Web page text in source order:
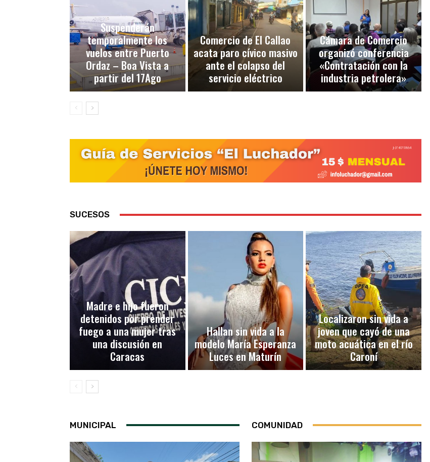
Suspenderán
temporalmente los
vuelos entre Puerto
Ordaz – Boa Vista a
partir del 17Ago
Comercio de El Callao
acata paro cívico masivo
ante el colapso del
servicio eléctrico
Cámara de Comercio
organizó conferencia
«Contratación con la
industria petrolera»
SUCESOS
Madre e hijo fueron
detenidos por prender
fuego a una mujer tras
una discusión en
Caracas
Hallan sin vida a la
modelo María Esperanza
Luces en Maturín
Localizaron sin vida a
joven que cayó de una
moto acuática en el río
Caroní
MUNICIPAL COMUNIDAD